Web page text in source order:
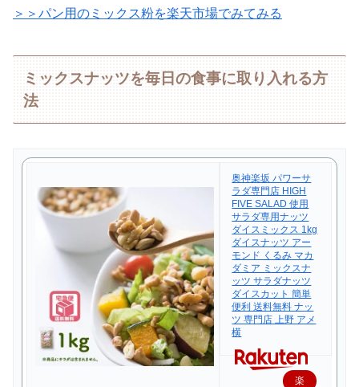
＞＞パン用のミックス粉を楽天市場でみてみる
ミックスナッツを毎日の食事に取り入れる方
法
奥神楽坂 パワーサ
ラダ専門店 HIGH
FIVE SALAD 使用
サラダ専用ナッツ
ダイスミックス 1kg
ダイスナッツ アー
モンド くるみ マカ
ダミア ミックスナ
ッツ サラダナッツ
ダイスカット 簡単
便利 送料無料 ナッ
ツ 専門店 上野 アメ
横
楽